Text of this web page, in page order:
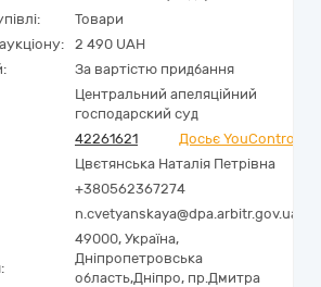
Товари
2 490 UAH
За вартістю придбання
Центральний апеляційний
господарский суд
42261621
Досьє YouControl
Цвєтянська Наталія Петрівна
+380562367274
n.cvetyanskaya@dpa.arbitr.gov.ua
49000, Україна,
Дніпропетровська
область,Дніпро, пр.Дмитра